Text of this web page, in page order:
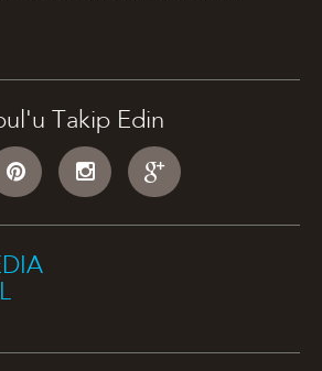
Takip Edin